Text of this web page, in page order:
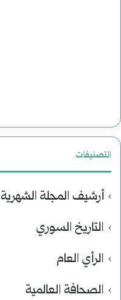
التصنيفات
أرشيف المجلة الشهرية
التاريخ السوري
الرأي العام
الصحافة العالمية